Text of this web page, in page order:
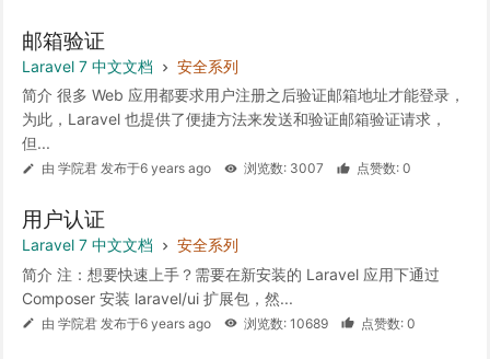
邮箱验证
Laravel 7 中文文档
安全系列
简介 很多 Web 应用都要求用户注册之后验证邮箱地址才能登录，
为此，Laravel 也提供了便捷方法来发送和验证邮箱验证请求，
但...
由 学院君 发布于6 years ago 浏览数: 3007 点赞数: 0
用户认证
Laravel 7 中文文档
安全系列
简介 注：想要快速上手？需要在新安装的 Laravel 应用下通过
Composer 安装 laravel/ui 扩展包，然...
由 学院君 发布于6 years ago 浏览数: 10689 点赞数: 0